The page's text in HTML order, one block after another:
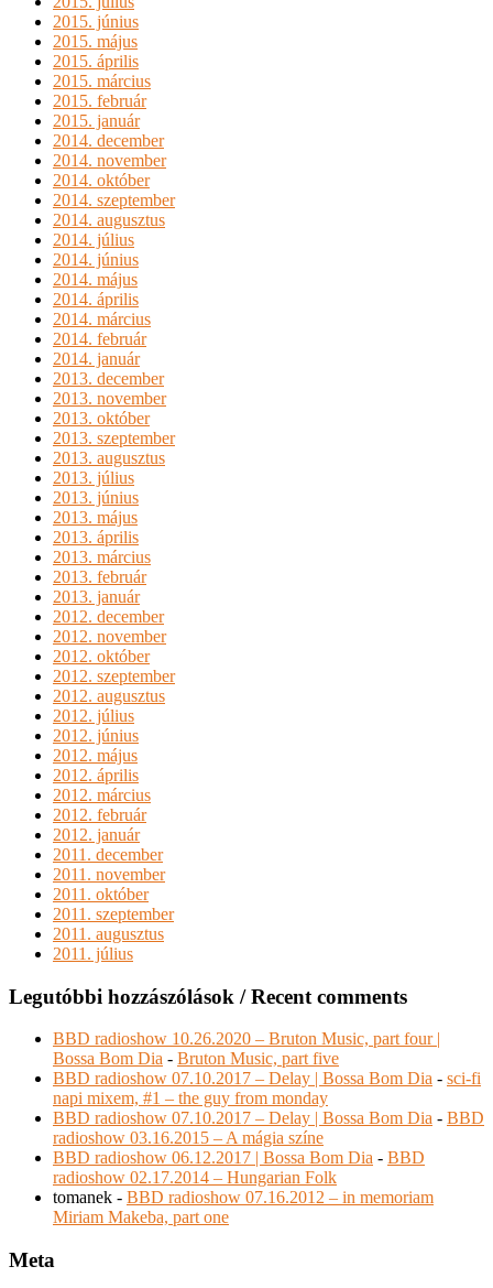
2015. június
2015. május
2015. április
2015. március
2015. február
2015. január
2014. december
2014. november
2014. október
2014. szeptember
2014. augusztus
2014. július
2014. június
2014. május
2014. április
2014. március
2014. február
2014. január
2013. december
2013. november
2013. október
2013. szeptember
2013. augusztus
2013. július
2013. június
2013. május
2013. április
2013. március
2013. február
2013. január
2012. december
2012. november
2012. október
2012. szeptember
2012. augusztus
2012. július
2012. június
2012. május
2012. április
2012. március
2012. február
2012. január
2011. december
2011. november
2011. október
2011. szeptember
2011. augusztus
2011. július
Legutóbbi hozzászólások / Recent comments
BBD radioshow 10.26.2020 – Bruton Music, part four |
Bossa Bom Dia - Bruton Music, part five
BBD radioshow 07.10.2017 – Delay | Bossa Bom Dia - sci-fi
napi mixem, #1 – the guy from monday
BBD radioshow 07.10.2017 – Delay | Bossa Bom Dia - BBD
radioshow 03.16.2015 – A mágia színe
BBD radioshow 06.12.2017 | Bossa Bom Dia - BBD
radioshow 02.17.2014 – Hungarian Folk
tomanek - BBD radioshow 07.16.2012 – in memoriam
Miriam Makeba, part one
Meta